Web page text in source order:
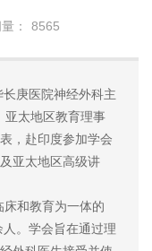
： 8565
庚医院神经外科主
亚太地区教育理事
，赴印度参加学会
亚太地区高级讲
和教育为一体的
。学会旨在通过理